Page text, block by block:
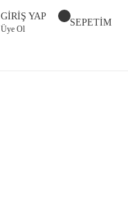
GİRİŞ YAP
Üye Ol
SEPETİM